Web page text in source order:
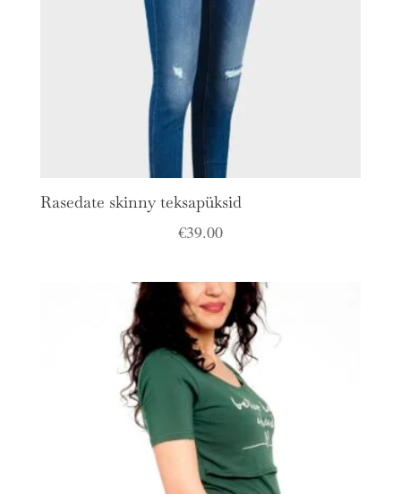
Rasedate skinny teksapüksid
€39.00